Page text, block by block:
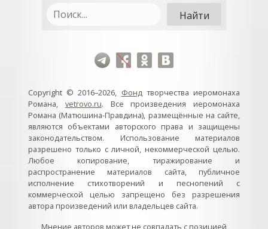
Copyright © 2016–2026, Фонд творчества иеромонаха
Романа, vetrovo.ru. Все произведения иеромонаха
Романа (Матюшина-Правдина), размещённые на сайте,
являются объектами авторского права и защищены
законодательством. Использование материалов
разрешено только с личной, некоммерческой целью.
Любое копирование, тиражирование и
распространение материалов сайта, публичное
исполнение стихотворений и песнопений с
коммерческой целью запрещено без разрешения
автора произведений или владельцев сайта.
Мнение авторов может не совпадать с позицией